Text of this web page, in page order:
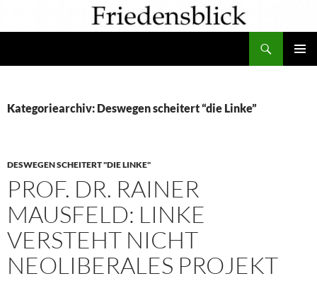
Kategoriearchiv: Deswegen scheitert “die Linke”
DESWEGEN SCHEITERT "DIE LINKE"
PROF. DR. RAINER
MAUSFELD: LINKE
VERSTEHT NICHT
NEOLIBERALES PROJEKT